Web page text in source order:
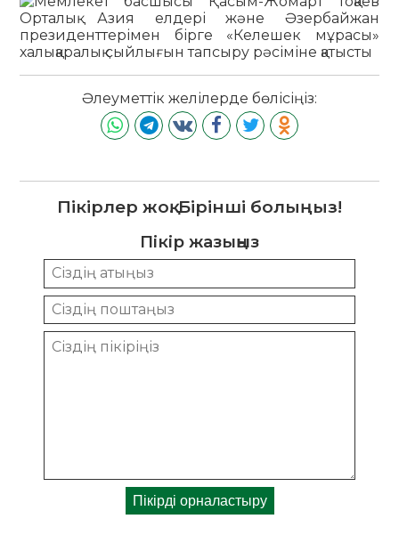
Әлеуметтік желілерде бөлісіңіз:
Пікірлер жоқ. Бірінші болыңыз!
Пікір жазыңыз